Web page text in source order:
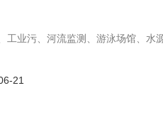
业污、河流监测、游泳场馆、水
21